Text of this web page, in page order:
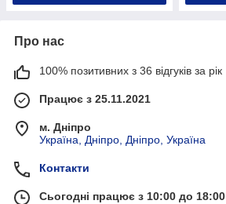
Про нас
100% позитивних з 36 відгуків за рік
Працює з 25.11.2021
м. Дніпро
Україна, Дніпро, Дніпро, Україна
Контакти
Сьогодні працює з 10:00 до 18:00